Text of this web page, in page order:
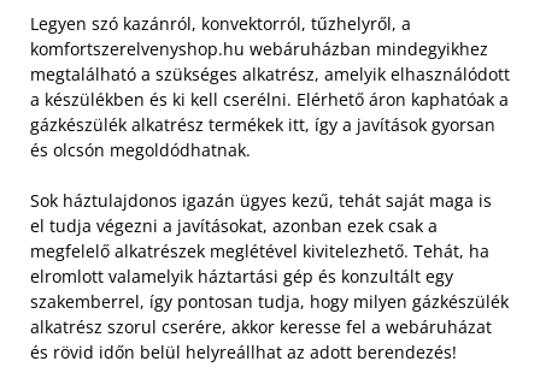
Legyen szó kazánról, konvektorról, tűzhelyről, a
komfortszerelvenyshop.hu webáruházban mindegyikhez
megtalálható a szükséges alkatrész, amelyik elhasználódott
a készülékben és ki kell cserélni. Elérhető áron kaphatóak a
gázkészülék alkatrész termékek itt, így a javítások gyorsan
és olcsón megoldódhatnak.
Sok háztulajdonos igazán ügyes kezű, tehát saját maga is
el tudja végezni a javításokat, azonban ezek csak a
megfelelő alkatrészek meglétével kivitelezhető. Tehát, ha
elromlott valamelyik háztartási gép és konzultált egy
szakemberrel, így pontosan tudja, hogy milyen gázkészülék
alkatrész szorul cserére, akkor keresse fel a webáruházat
és rövid időn belül helyreállhat az adott berendezés!